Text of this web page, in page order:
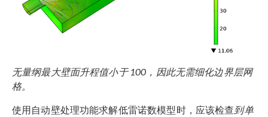
无量纲最大壁面升程值小于 100，因此无需细化边界层网
格。
使用自动壁处理功能求解低雷诺数模型时，应该检查到单